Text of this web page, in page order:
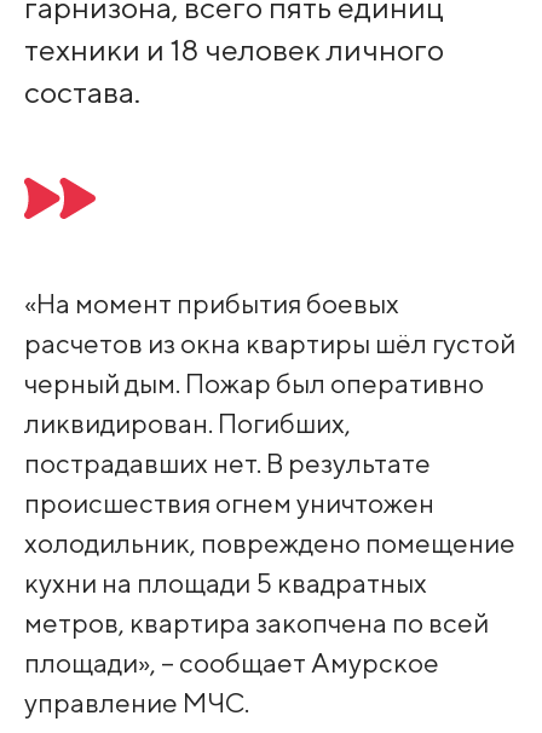
гарнизона, всего пять единиц
техники и 18 человек личного
состава.
«На момент прибытия боевых
расчетов из окна квартиры шёл густой
черный дым. Пожар был оперативно
ликвидирован. Погибших,
пострадавших нет. В результате
происшествия огнем уничтожен
холодильник, повреждено помещение
кухни на площади 5 квадратных
метров, квартира закопчена по всей
площади», – сообщает Амурское
управление МЧС.